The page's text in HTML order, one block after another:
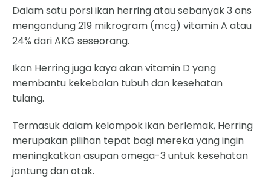
Dalam satu porsi ikan herring atau sebanyak 3 ons
mengandung 219 mikrogram (mcg) vitamin A atau
24% dari AKG seseorang.
Ikan Herring juga kaya akan vitamin D yang
membantu kekebalan tubuh dan kesehatan
tulang.
Termasuk dalam kelompok ikan berlemak, Herring
merupakan pilihan tepat bagi mereka yang ingin
meningkatkan asupan omega-3 untuk kesehatan
jantung dan otak.